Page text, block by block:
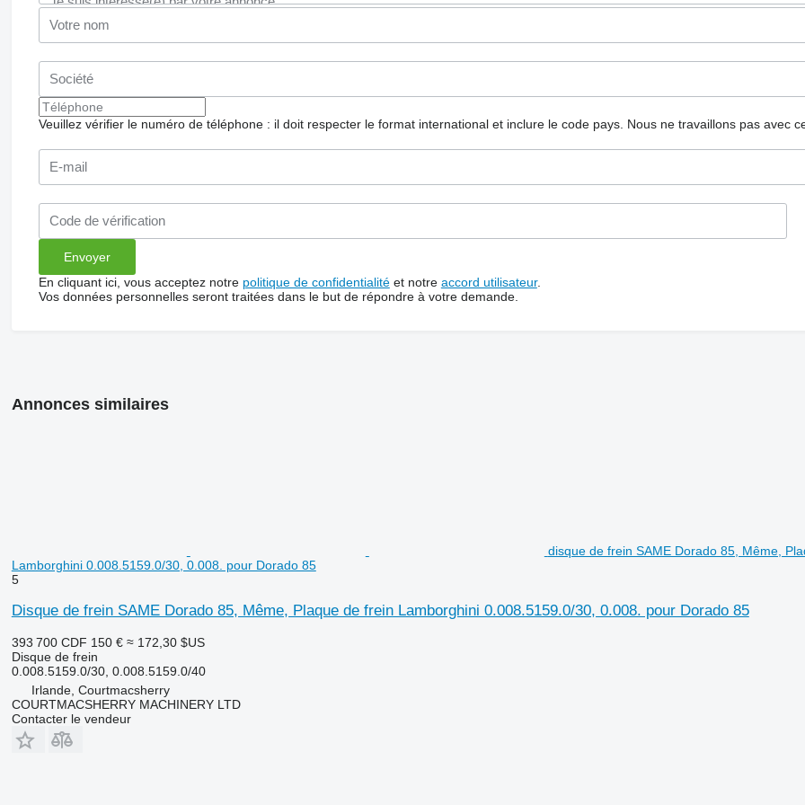
Veuillez vérifier le numéro de téléphone : il doit respecter le format international et inclure le code pays. Nous ne travaillons pas avec
En cliquant ici, vous acceptez notre politique de confidentialitéet notre accord utilisateur.
Vos données personnelles seront traitées dans le but de répondre à votre demande.
Annonces similaires
disque de frein SAME Dorado 85, Même,
Lamborghini 0.008.5159.0/30, 0.008. pour Dorado 85
5
Disque de frein SAME Dorado 85, Même, Plaque de frein Lamborghini 0.008.5159.0/30, 0.008. pour Dorado 85
393 700 CDF 150 € ≈ 172,30 $US
Disque de frein
0.008.5159.0/30, 0.008.5159.0/40
Irlande, Courtmacsherry
COURTMACSHERRY MACHINERY LTD
Contacter le vendeur